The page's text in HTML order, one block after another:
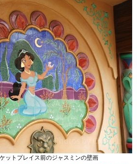
ットプレイス前のジャスミンの壁画